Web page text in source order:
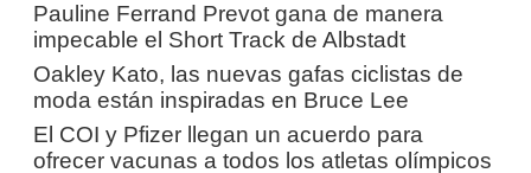
Pauline Ferrand Prevot gana de manera
impecable el Short Track de Albstadt
Oakley Kato, las nuevas gafas ciclistas de
moda están inspiradas en Bruce Lee
El COI y Pfizer llegan un acuerdo para
ofrecer vacunas a todos los atletas olímpicos